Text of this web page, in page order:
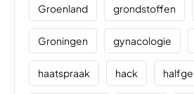
Groenland grondstoffen
Groningen gynacologie
haatspraak hack